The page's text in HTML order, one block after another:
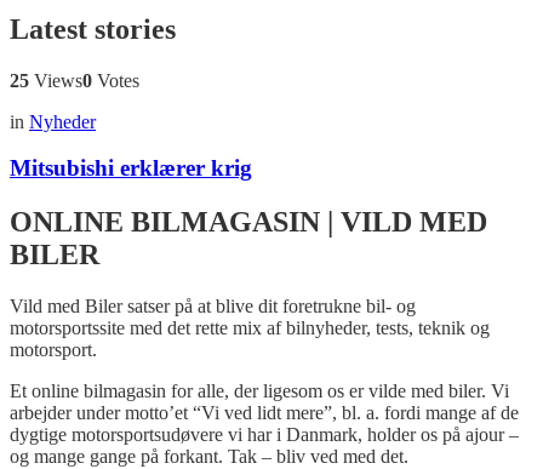
Latest stories
25 Views0 Votes
in Nyheder
Mitsubishi erklærer krig
ONLINE BILMAGASIN | VILD MED
BILER
Vild med Biler satser på at blive dit foretrukne bil- og
motorsportssite med det rette mix af bilnyheder, tests, teknik og
motorsport.
Et online bilmagasin for alle, der ligesom os er vilde med biler. Vi
arbejder under motto’et “Vi ved lidt mere”, bl. a. fordi mange af de
dygtige motorsportsudøvere vi har i Danmark, holder os på ajour –
og mange gange på forkant. Tak – bliv ved med det.